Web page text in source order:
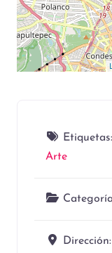
Etiquetas:
Arte
Dirección: